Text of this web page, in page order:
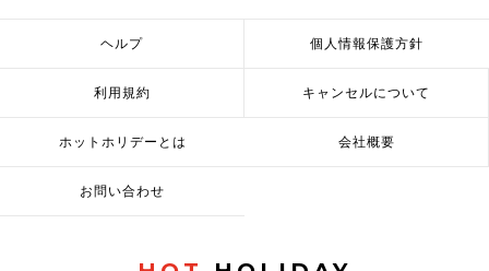
ヘルプ 個人情報保護方針
利用規約 キャンセルについて
ホットホリデーとは 会社概要
お問い合わせ